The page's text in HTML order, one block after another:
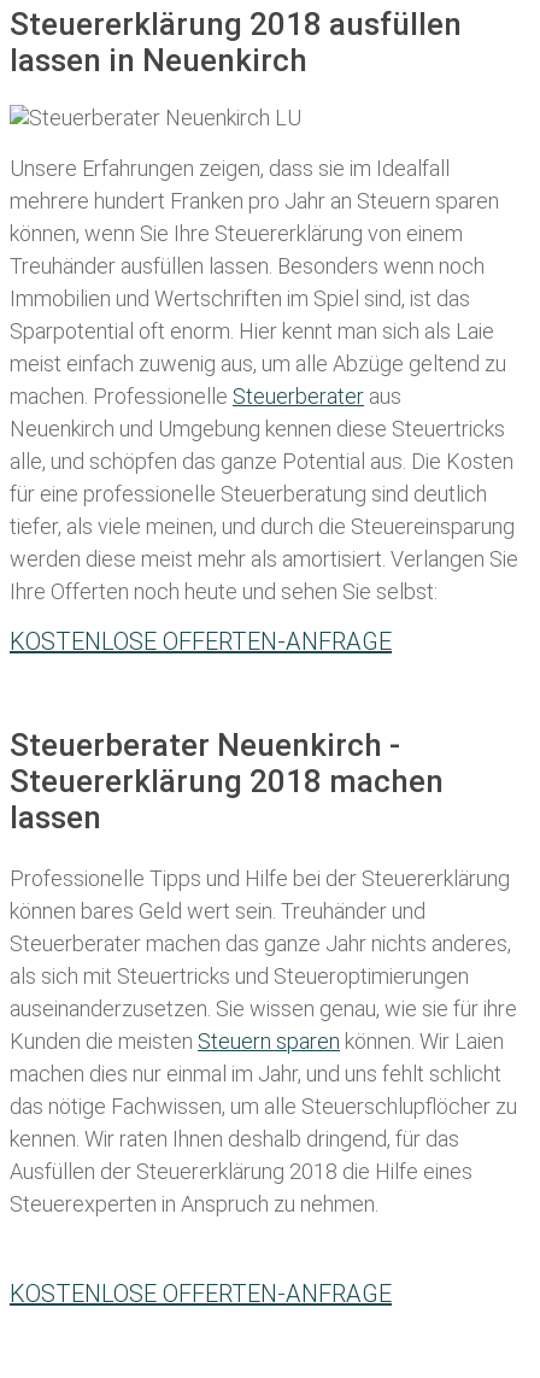
Steuererklärung 2018 ausfüllen
lassen in Neuenkirch
Unsere Erfahrungen zeigen, dass sie im Idealfall
mehrere hundert Franken pro Jahr an Steuern sparen
können, wenn Sie Ihre Steuererklärung von einem
Treuhänder ausfüllen lassen . Besonders wenn noch
Immobilien und Wertschriften im Spiel sind, ist das
Sparpotential oft enorm. Hier kennt man sich als Laie
meist einfach zuwenig aus, um alle Abzüge geltend zu
machen. Professionelle Steuerberater aus
Neuenkirch und Umgebung kennen diese Steuertricks
alle, und schöpfen das ganze Potential aus. Die Kosten
für eine professionelle Steuerberatung sind deutlich
tiefer, als viele meinen, und durch die Steuereinsparung
werden diese meist mehr als amortisiert. Verlangen Sie
Ihre Offerten noch heute und sehen Sie selbst:
KOSTENLOSE OFFERTEN-ANFRAGE
Steuerberater Neuenkirch -
Steuererklärung 2018 machen
lassen
Professionelle Tipps und Hilfe bei der Steuererklärung
können bares Geld wert sein. Treuhänder und
Steuerberater machen das ganze Jahr nichts anderes,
als sich mit Steuertricks und Steueroptimierungen
auseinanderzusetzen. Sie wissen genau, wie sie für ihre
Kunden die meisten Steuern sparen können. Wir Laien
machen dies nur einmal im Jahr, und uns fehlt schlicht
das nötige Fachwissen, um alle Steuerschlupflöcher zu
kennen. Wir raten Ihnen deshalb dringend, für das
Ausfüllen der Steuererklärung 2018 die Hilfe eines
Steuerexperten in Anspruch zu nehmen.
KOSTENLOSE OFFERTEN-ANFRAGE